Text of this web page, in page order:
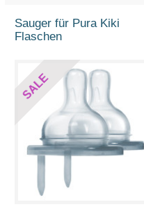
Sauger für Pura Kiki
Flaschen
SALE